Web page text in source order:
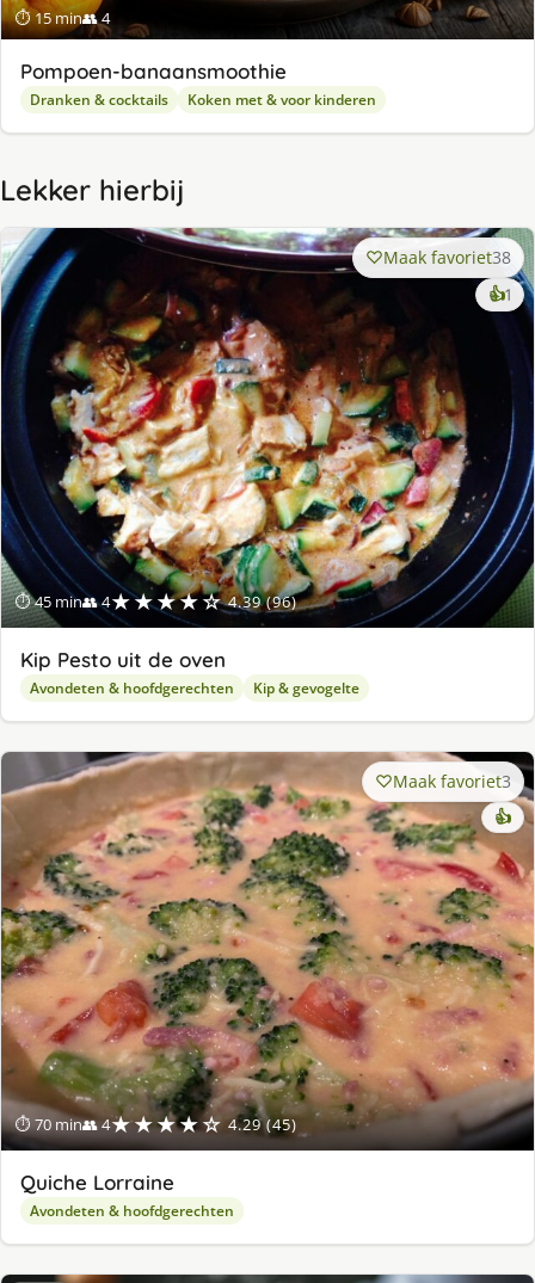
⏱ 15 min👥 4
Pompoen-banaansmoothie
Dranken & cocktails Koken met & voor kinderen
Lekker hierbij
⏱ 45 min👥 4★★★★☆ 4.39 (96)
Maak favoriet38
👍1
Kip Pesto uit de oven
Avondeten & hoofdgerechten Kip & gevogelte
⏱ 70 min👥 4★★★★☆ 4.29 (45)
Maak favoriet3
👍
Quiche Lorraine
Avondeten & hoofdgerechten